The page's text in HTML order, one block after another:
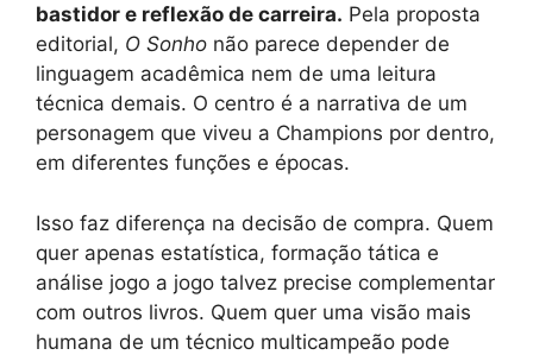
bastidor e reflexão de carreira. Pela proposta
editorial, O Sonho não parece depender de
linguagem acadêmica nem de uma leitura
técnica demais. O centro é a narrativa de um
personagem que viveu a Champions por dentro,
em diferentes funções e épocas.
Isso faz diferença na decisão de compra. Quem
quer apenas estatística, formação tática e
análise jogo a jogo talvez precise complementar
com outros livros. Quem quer uma visão mais
humana de um técnico multicampeão pode